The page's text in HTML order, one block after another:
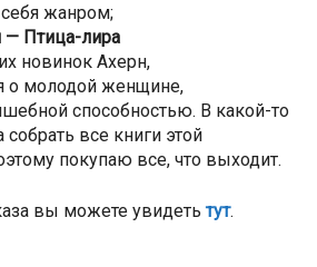
жанром;
— Птица-лира
новинок Ахерн,
о молодой женщине,
способностью. В какой-то
все книги этой
покупаю все, что выходит.
вы можете увидеть тут.